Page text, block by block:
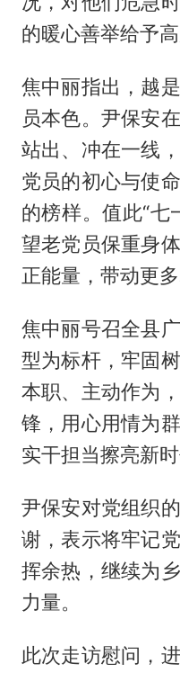
的暖心善举给予高
焦中丽指出，越
员本色。尹保安
站出、冲在一线
党员的初心与使
的榜样。值此“七
望老党员保重身
正能量，带动更
焦中丽号召全县
型为标杆，牢固
本职、主动作为
锋，用心用情为
实干担当擦亮新时
尹保安对党组织
谢，表示将牢记
挥余热，继续为
力量。
此次走访慰问，